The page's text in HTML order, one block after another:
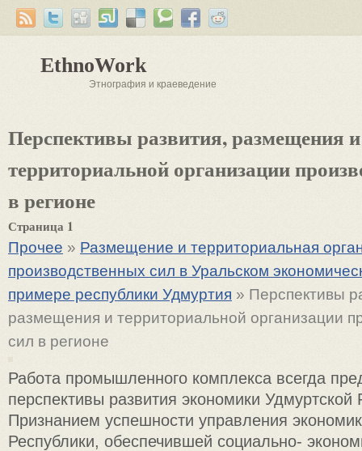
EthnoWork
Этнография и краеведение
Перспективы развития, размещения и
территориальной организации
в регионе
Страница 1
Прочее » Размещение и территориальная
производственных сил в Уральском
примере республики Удмуртия » Перспективы
размещения и территориальной организации
сил в регионе
Работа промышленного комплекса всегда
перспективы развития экономики Удмуртской
Признанием успешности управления
Республики, обеспечившей социально-